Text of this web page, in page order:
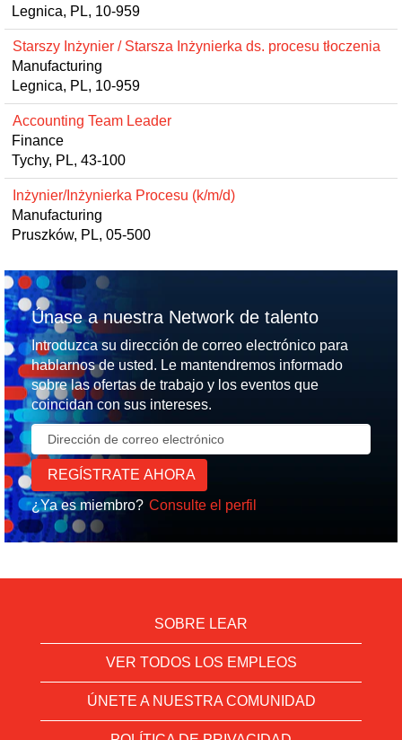
Legnica, PL, 10-959
Starszy Inżynier / Starsza Inżynierka ds. procesu tłoczenia
Manufacturing
Legnica, PL, 10-959
Accounting Team Leader
Finance
Tychy, PL, 43-100
Inżynier/Inżynierka Procesu (k/m/d)
Manufacturing
Pruszków, PL, 05-500
Únase a nuestra Network de talento
Introduzca su dirección de correo electrónico para
hablarnos de usted. Le mantendremos informado
sobre las ofertas de trabajo y los eventos que
coincidan con sus intereses.
¿Ya es miembro? Consulte el perfil
SOBRE LEAR
VER TODOS LOS EMPLEOS
ÚNETE A NUESTRA COMUNIDAD